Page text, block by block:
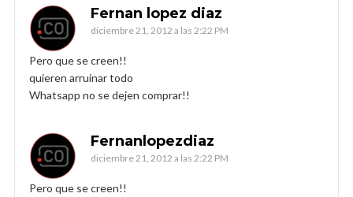
Fernan lopez diaz
diciembre 21, 2012 a las 2:22 PM
Pero que se creen!!
quieren arruinar todo
Whatsapp no se dejen comprar!!
Fernanlopezdiaz
diciembre 21, 2012 a las 2:22 PM
Pero que se creen!!